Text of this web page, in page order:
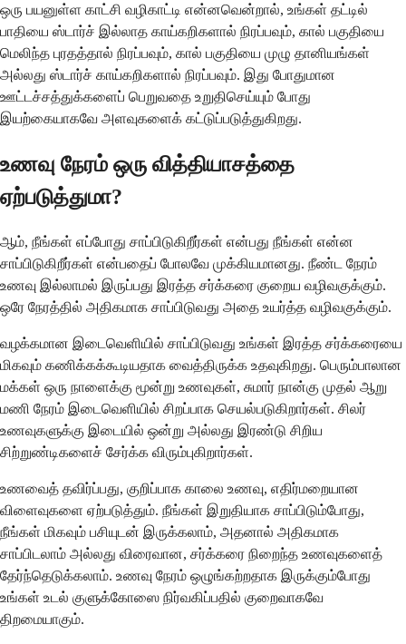
ஒரு பயனுள்ள காட்சி வழிகாட்டி என்னவென்றால், உங்கள் தட்டில்
பாதியை ஸ்டார்ச் இல்லாத காய்கறிகளால் நிரப்பவும், கால் பகுதியை
மெலிந்த புரதத்தால் நிரப்பவும், கால் பகுதியை முழு தானியங்கள்
அல்லது ஸ்டார்ச் காய்கறிகளால் நிரப்பவும். இது போதுமான
ஊட்டச்சத்துக்களைப் பெறுவதை உறுதிசெய்யும் போது
இயற்கையாகவே அளவுகளைக் கட்டுப்படுத்துகிறது.
உணவு நேரம் ஒரு வித்தியாசத்தை
ஏற்படுத்துமா?
ஆம், நீங்கள் எப்போது சாப்பிடுகிறீர்கள் என்பது நீங்கள் என்ன
சாப்பிடுகிறீர்கள் என்பதைப் போலவே முக்கியமானது. நீண்ட நேரம்
உணவு இல்லாமல் இருப்பது இரத்த சர்க்கரை குறைய வழிவகுக்கும்.
ஒரே நேரத்தில் அதிகமாக சாப்பிடுவது அதை உயர்த்த வழிவகுக்கும்.
வழக்கமான இடைவெளியில் சாப்பிடுவது உங்கள் இரத்த சர்க்கரையை
மிகவும் கணிக்கக்கூடியதாக வைத்திருக்க உதவுகிறது. பெரும்பாலான
மக்கள் ஒரு நாளைக்கு மூன்று உணவுகள், சுமார் நான்கு முதல் ஆறு
மணி நேரம் இடைவெளியில் சிறப்பாக செயல்படுகிறார்கள். சிலர்
உணவுகளுக்கு இடையில் ஒன்று அல்லது இரண்டு சிறிய
சிற்றுண்டிகளைச் சேர்க்க விரும்புகிறார்கள்.
உணவைத் தவிர்ப்பது, குறிப்பாக காலை உணவு, எதிர்மறையான
விளைவுகளை ஏற்படுத்தும். நீங்கள் இறுதியாக சாப்பிடும்போது, ​​
நீங்கள் மிகவும் பசியுடன் இருக்கலாம், அதனால் அதிகமாக
சாப்பிடலாம் அல்லது விரைவான, சர்க்கரை நிறைந்த உணவுகளைத்
தேர்ந்தெடுக்கலாம். உணவு நேரம் ஒழுங்கற்றதாக இருக்கும்போது
உங்கள் உடல் குளுக்கோஸை நிர்வகிப்பதில் குறைவாகவே
திறமையாகும்.